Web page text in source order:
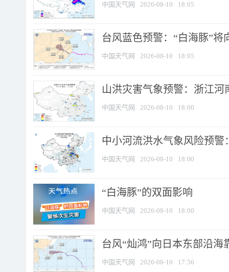
中国天气网 2026-08-10 18:05
台风蓝色预警：“白海豚”
中国天气网 2026-08-10 18:05
山洪灾害气象预警：浙江
中国天气网 2026-08-10 18:00
中小河流洪水气象风险预
中国天气网 2026-08-10 18:00
​“白海豚”的双面影响
中国天气网 2026-08-10 18:00
台风“灿鸿”向日本东部沿海
中国天气网 2026-08-10 17:56